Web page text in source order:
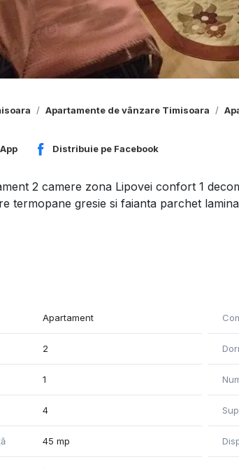
Apartamente de vânzare Timisoara
Distribuie pe Facebook
2 camere zona Lipovei confort 1
termopane gresie si faianta parchet
Apartament
2
1
4
45 mp